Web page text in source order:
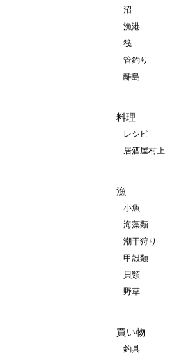
沼
漁港
筏
管釣り
離島
料理
レシピ
居酒屋村上
漁
小魚
海藻類
潮干狩り
甲殻類
貝類
野草
買い物
釣具